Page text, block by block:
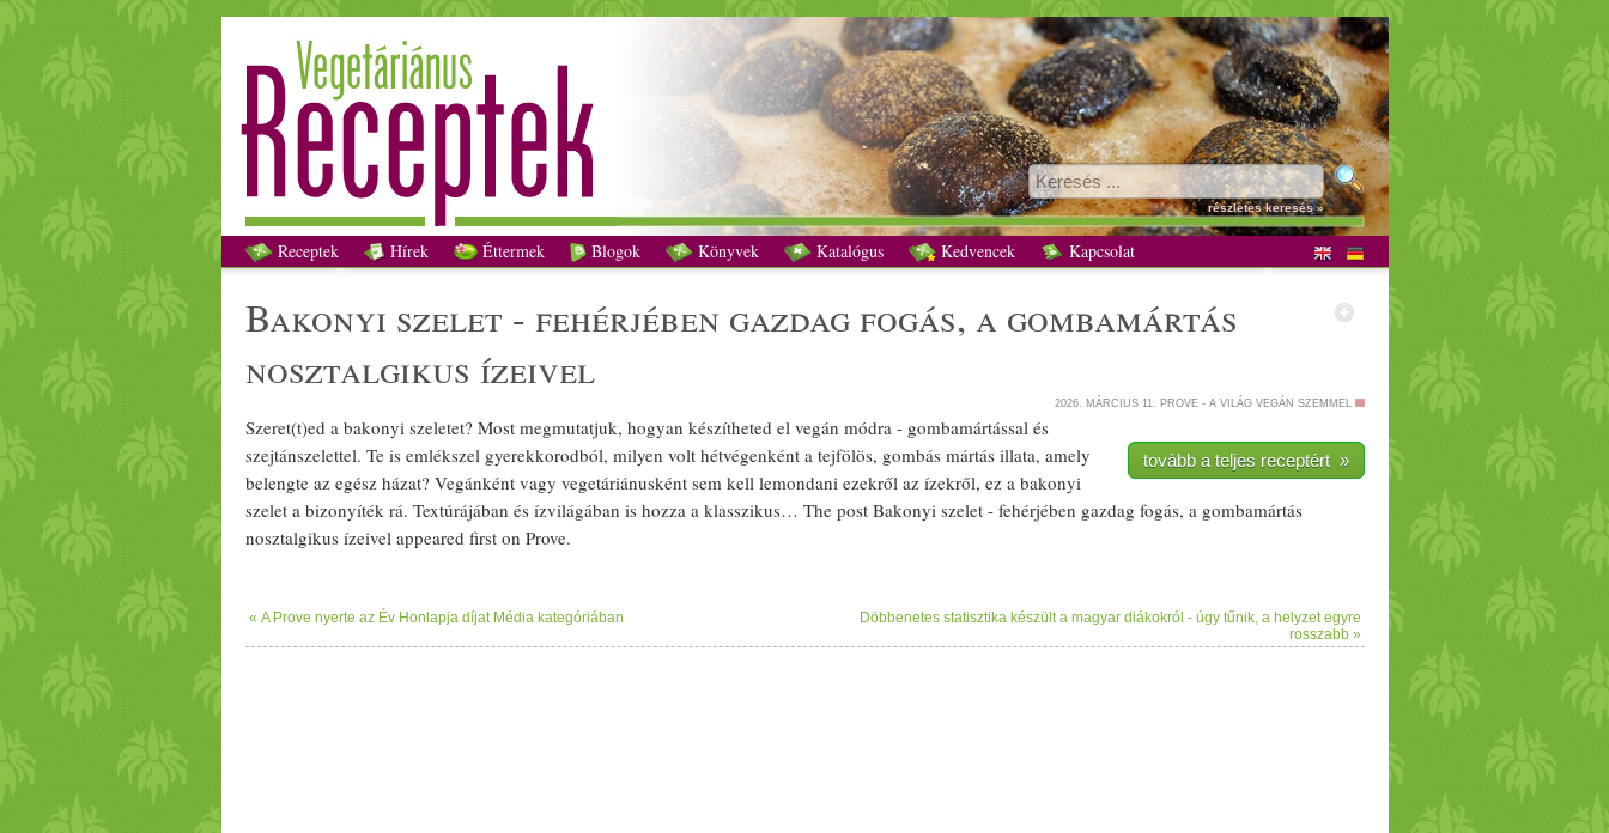
Bakonyi szelet - fehérjében gazdag fogás, a gombamártás nosztalgikus ízeivel recept vegetáriánus
részletes keresés »
Receptek Hírek Éttermek Blogok Könyvek Katalógus Kedvencek Kapcsolat
bakonyi szelet - fehérjében gazdagfogás, a gombamártás
nosztalgikus ízeivel
2026. MÁRCIUS 11. PROVE - A VILÁG VEGÁN SZEMMEL
tovább a teljes receptért »
Szeret(t)ed a bakonyi szeletet? Most megmutatjuk, hogyan készítheted el vegán módra - gombamártással és
szejtánszelettel. Te is emlékszel gyerekkorodból, milyen volt hétvégenként a tejfölös, gombás mártás illata, amely
belengte az egész házat? Vegánként vagy vegetáriánusként sem kell lemondani ezekről az ízekről, ez a bakonyi
szelet a bizonyíték rá. Textúrájában és ízvilágában is hozza a klasszikus… The post Bakonyi szelet - fehérjében gazdag fogás, a gombamártás
nosztalgikus ízeivel appeared first on Prove.
« A Prove nyerte az Év Honlapja díjat Média kategóriában
Döbbenetes statisztika készült a magyar diákokról - úgy tűnik, a helyzet egyre
rosszabb »